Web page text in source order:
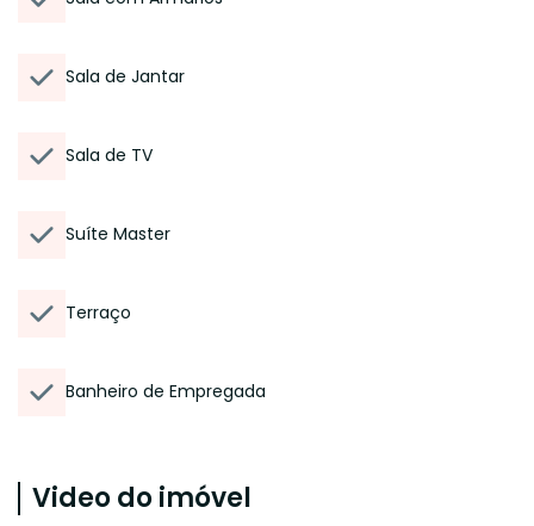
Sala de Jantar
Sala de TV
Suíte Master
Terraço
Banheiro de Empregada
Video do imóvel